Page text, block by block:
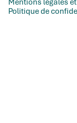
Mentions légales
Politique de